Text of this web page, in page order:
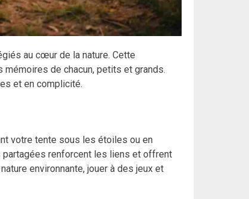
au cœur de la nature. Cette
de chacun, petits et grands.
et en complicité.
votre tente sous les étoiles ou en
partagées renforcent les liens et offrent
environnante, jouer à des jeux et